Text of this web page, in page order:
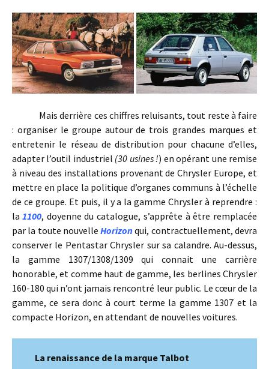
Mais derrière ces chiffres reluisants, tout reste à faire
: organiser le groupe autour de trois grandes marques et
entretenir le réseau de distribution pour chacune d’elles,
adapter l’outil industriel (30 usines !) en opérant une remise
à niveau des installations provenant de Chrysler Europe, et
mettre en place la politique d’organes communs à l’échelle
de ce groupe. Et puis, il y a la gamme Chrysler à reprendre :
la 1100, doyenne du catalogue, s’apprête à être remplacée
par la toute nouvelle Horizonqui, contractuellement, devra
conserver le Pentastar Chrysler sur sa calandre. Au-dessus,
la gamme 1307/1308/1309 qui connait une carrière
honorable, et comme haut de gamme, les berlines Chrysler
160-180 qui n’ont jamais rencontré leur public. Le cœur de la
gamme, ce sera donc à court terme la gamme 1307 et la
compacte Horizon, en attendant de nouvelles voitures.
La renaissance de la marque Talbot